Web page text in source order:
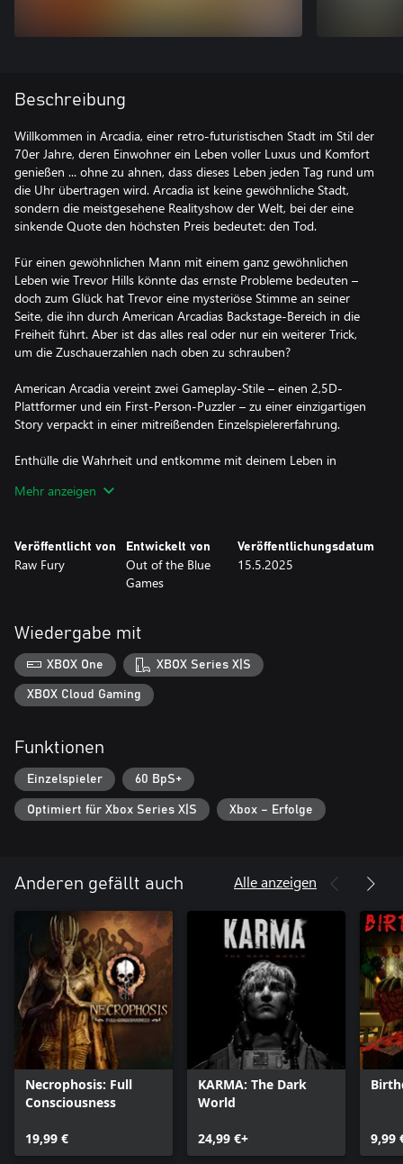
Beschreibung
Willkommen in Arcadia, einer retro-futuristischen Stadt im Stil der
70er Jahre, deren Einwohner ein Leben voller Luxus und Komfort
genießen ... ohne zu ahnen, dass dieses Leben jeden Tag rund um
die Uhr übertragen wird. Arcadia ist keine gewöhnliche Stadt,
sondern die meistgesehene Realityshow der Welt, bei der eine
sinkende Quote den höchsten Preis bedeutet: den Tod.
Für einen gewöhnlichen Mann mit einem ganz gewöhnlichen
Leben wie Trevor Hills könnte das ernste Probleme bedeuten –
doch zum Glück hat Trevor eine mysteriöse Stimme an seiner
Seite, die ihn durch American Arcadias Backstage-Bereich in die
Freiheit führt. Aber ist das alles real oder nur ein weiterer Trick,
um die Zuschauerzahlen nach oben zu schrauben?
American Arcadia vereint zwei Gameplay-Stile – einen 2,5D-
Plattformer und ein First-Person-Puzzler – zu einer einzigartigen
Story verpackt in einer mitreißenden Einzelspielererfahrung.
Enthülle die Wahrheit und entkomme mit deinem Leben in
und Polizeiverhören der Figuren verpackt, während du im Spiel
voranschreitest.
American Arcadia gewährt dir Kontrolle über zwei Charaktere in
vollständig unterschiedlichen Umgebungen und einzigartigen
Spielstilen: Ein 2,5D-Action-Sidescroller mit herausfordernden
Plattformer-Elementen, atemberaubenden Verfolgungsjagden,
Schleich-Action und Puzzles. Dazu gibt es ein umfassendes 3D-
First-Person-Spiel, in dem du hackst, erkundest, schleichst und
BEEINDRUCKENDE SPRECHER
Yuri Lowenthal (Spider-Man 1 & 2, Prince of Persia The Sands of
Time, Call of the Sea), Krizia Bajos (Cyberpunk 2077, League of
Legends) und Cissy Jones (Firewatch, Life is Strange, Call of the
Mehr anzeigen
Veröffentlicht von
Raw Fury
Entwickelt von
Out of the Blue
Games
Veröffentlichungsdatum
15.5.2025
Wiedergabe mit
XBOX One XBOX Series X|S
XBOX Cloud Gaming
Funktionen
Einzelspieler 60 BpS+
Optimiert für Xbox Series X|S Xbox – Erfolge
Anderen gefällt auch Alle anzeigen
Necrophosis: Full
Consciousness
19,99 €
KARMA: The Dark
World
24,99 €+ 9,99